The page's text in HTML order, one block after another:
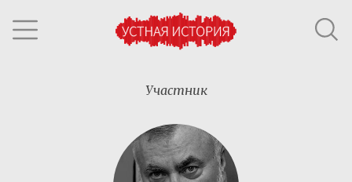
Участник